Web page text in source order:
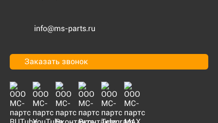
info@ms-parts.ru
Заказать звонок